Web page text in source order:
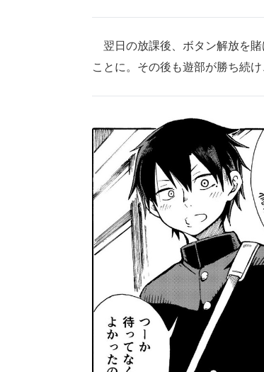
翌日の放課後、ボタン解放を賭
ことに。その後も遊部が勝ち続